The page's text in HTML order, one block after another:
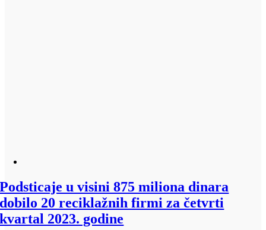
Podsticaje u visini 875 miliona dinara
dobilo 20 reciklažnih firmi za četvrti
kvartal 2023. godine